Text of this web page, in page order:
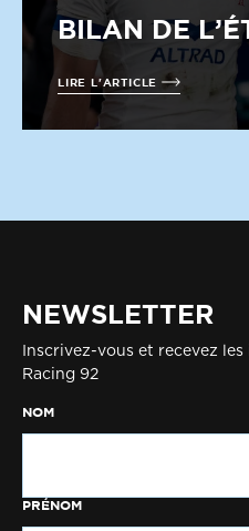
BILAN DE
LIRE L'ARTICLE
NEWSLETTER
Inscrivez-vous et recevez
Racing 92
NOM
PRÉNOM